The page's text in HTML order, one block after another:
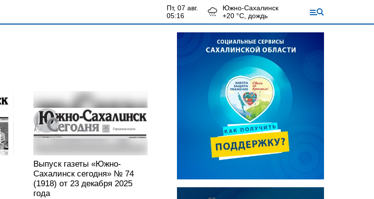
пт, 07 авг.
05:16
Южно-Сахалинск
+20 °С, дождь
Выпуск газеты «Южно-
Сахалинск сегодня» № 74
(1918) от 23 декабря 2025
года